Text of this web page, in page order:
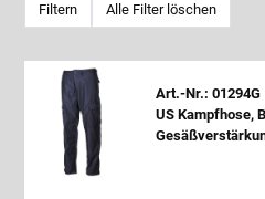
Filtern Alle Filter löschen
Art.-Nr.: 01294G
US Kampfhose,